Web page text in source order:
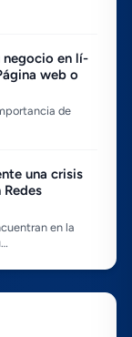
negocio en lí­
web o
una crisis
en la